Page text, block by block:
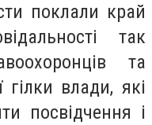
поклали край
так
та
гілки влади, які
посвідчення і